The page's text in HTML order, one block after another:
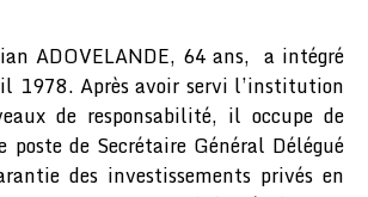
ADOVELANDE, 64 ans, a intégré
1978. Après avoir servi l’institution
de responsabilité, il occupe de
de Secrétaire Général Délégué
des investissements privés en